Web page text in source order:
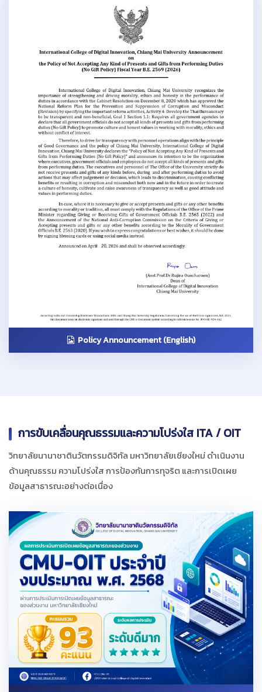
Policy Announcement (English)
การขับเคลื่อนคุณธรรมและความโปร่งใส ITA / OIT
วิทยาลัยนานาชาตินวัตกรรมดิจิทัล มหาวิทยาลัยเชียงใหม่ ดำเนินงาน
ด้านคุณธรรม ความโปร่งใส การป้องกันการทุจริต และการเปิดเผย
ข้อมูลสาธารณะอย่างต่อเนื่อง